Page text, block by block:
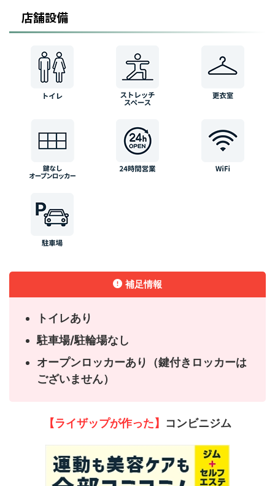
店舗設備
補足情報
トイレあり
駐車場/駐輪場なし
オープンロッカーあり（鍵付きロッカーは
ございません）
【ライザップが作った】 コンビニジム